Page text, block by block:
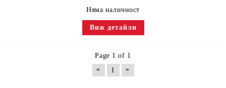
Няма наличност
Виж детайли
Page 1 of 1
«
1 »